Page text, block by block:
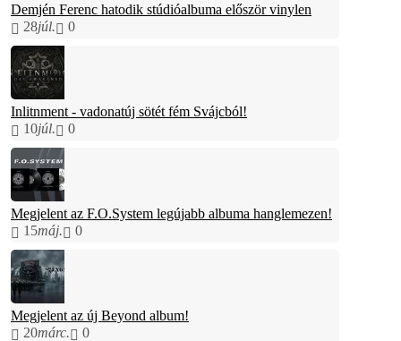
Demjén Ferenc hatodik stúdióalbuma először vinylen
28júl. 0
Inlitnment - vadonatúj sötét fém Svájcból!
10júl. 0
Megjelent az F.O.System legújabb albuma hanglemezen!
15máj. 0
Megjelent az új Beyond album!
20márc. 0